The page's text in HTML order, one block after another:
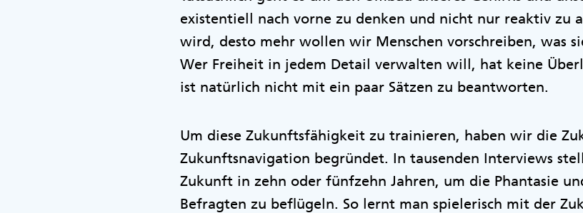
existentiell nach vorne zu denken und nicht nur reaktiv zu
wird, desto mehr wollen wir Menschen vorschreiben, was
Wer Freiheit in jedem Detail verwalten will, hat keine
ist natürlich nicht mit ein paar Sätzen zu beantworten.
Um diese Zukunftsfähigkeit zu trainieren, haben wir die
Zukunftsnavigation begründet. In tausenden Interviews
Zukunft in zehn oder fünfzehn Jahren, um die Phantasie
Befragten zu beflügeln. So lernt man spielerisch mit der